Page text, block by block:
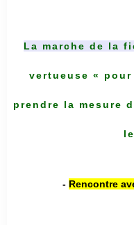
La marche de la
vertueuse «
prendre la mesure
- Rencontre